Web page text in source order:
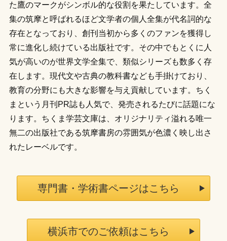
た鷹のマークがシンボル的な役割を果たしています。全
集の筑摩と呼ばれるほど文学者の個人全集が代名詞的な
存在となっており、創刊当初から多くのファンを獲得し
常に進化し続けている出版社です。その中でもとくに人
気が高いのが世界文学全集で、類似シリーズも数多く存
在します。現代文や古典の教科書なども手掛けており、
教育の分野にも大きな影響を与え貢献しています。ちく
まという月刊PR誌も人気で、発売されるたびに話題にな
ります。ちくま学芸文庫は、オリジナリティ溢れる唯一
無二の出版社である筑摩書房の雰囲気が色濃く映し出さ
れたレーベルです。
専門書・学術書ページはこちら
横浜市でのご依頼はこちら